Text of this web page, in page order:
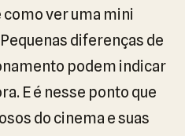
ver uma mini
diferenças de
podem indicar
E é nesse ponto que
do cinema e suas